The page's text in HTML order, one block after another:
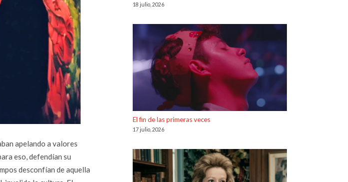
apelando a valores
eso, defendían su
desconfían de aquella
18 julio, 2026
El fin de las primeras veces
17 julio, 2026